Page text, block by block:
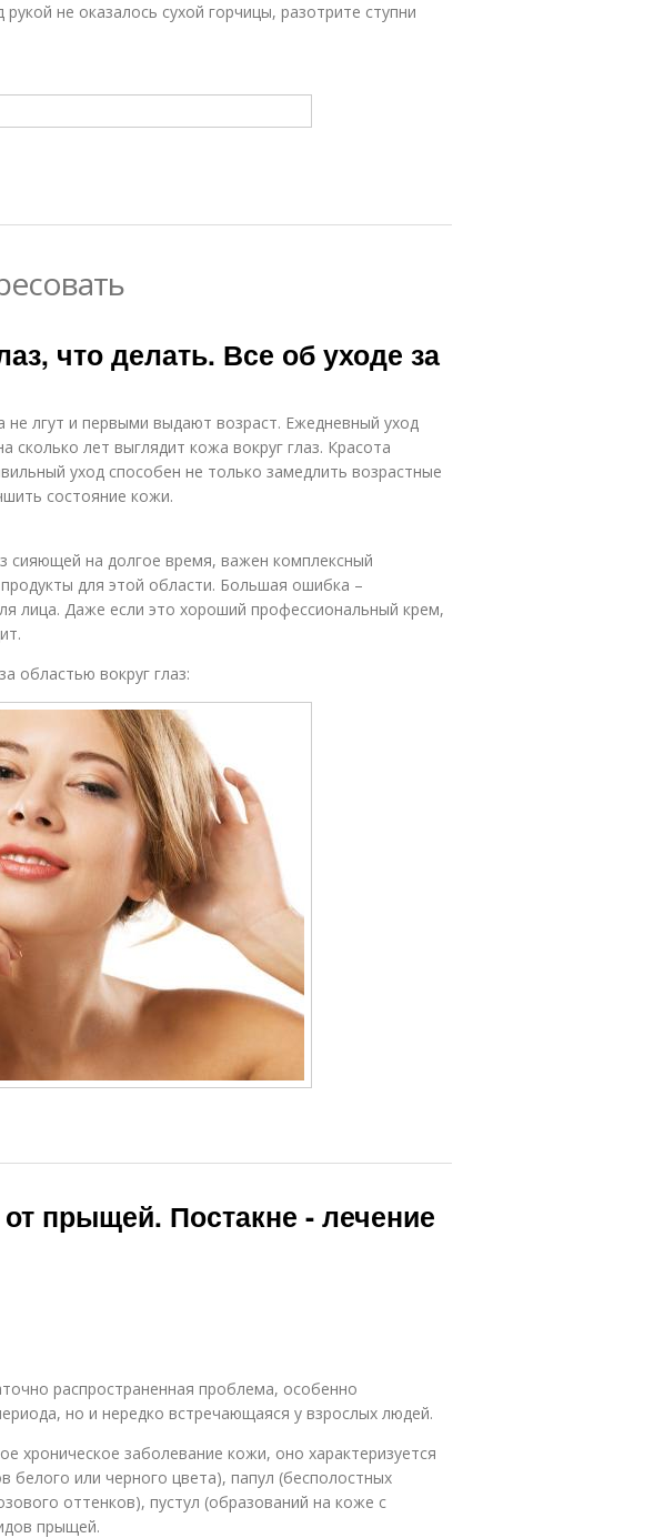
не оказалось сухой горчицы, разотрите ступни
что делать. Все об уходе за
не лгут и первыми выдают возраст. Ежедневный уход
сколько лет выглядит кожа вокруг глаз. Красота
уход способен не только замедлить возрастные
состояние кожи.
сияющей на долгое время, важен комплексный
для этой области. Большая ошибка –
лица. Даже если это хороший профессиональный крем,
областью вокруг глаз:
прыщей. Постакне - лечение
распространенная проблема, особенно
но и нередко встречающаяся у взрослых людей.
хроническое заболевание кожи, оно характеризуется
белого или черного цвета), папул (бесполостных
оттенков), пустул (образований на коже с
прыщей.